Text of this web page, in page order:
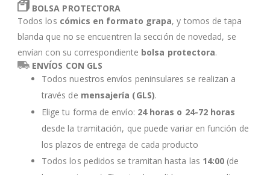
BOLSA PROTECTORA
Todos los cómics en formato grapa, y tomos de tapa
blanda que no se encuentren la sección de novedad, se
envían con su correspondiente bolsa protectora.
ENVÍOS CON GLS
Todos nuestros envíos peninsulares se realizan a
través de mensajería (GLS).
Elige tu forma de envío: 24 horas o 24-72 horas
desde la tramitación, que puede variar en función de
los plazos de entrega de cada producto
Todos los pedidos se tramitan hasta las 14:00 (de